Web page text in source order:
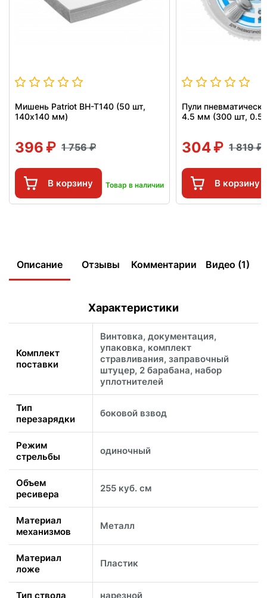
Мишень Patriot BH-T140 (50 шт,
140x140 мм)
396 1 756
В корзину Товар в наличии
Пули
4.5 мм (300 шт,
304 1 819
В корзину
Описание Отзывы Комментарии Видео (1)
Характеристики
Комплект
поставки
Винтовка, документация,
упаковка, комплект
стравливания, заправочный
штуцер, 2 барабана, набор
уплотнителей
Тип
перезарядки
боковой взвод
Режим
стрельбы
одиночный
Объем
ресивера
255 куб. см
Материал
механизмов
Металл
Материал
ложе
Пластик
Тип ствола нарезной